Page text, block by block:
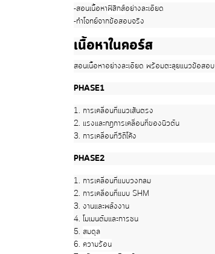
-สอนเนื้อหาฟิสิกส์อย่างละเอียด
-ทำโจทย์จากข้อสอบจริง
เนื้อหาในคอร์ส
สอนเนื้อหาอย่างละเอียด พร้อมตะลุยแนวข้อสอบ
PHASE1
1. การเคลื่อนที่แนวเส้นตรง
2. แรงและกฎการเคลื่อนที่ของนิวตัน
3. การเคลื่อนที่วิถีโค้ง
PHASE2
1. การเคลื่อนที่แบบวงกลม
2. การเคลื่อนที่แบบ SHM
3. งานและพลังงาน
4. โมเมนตัมและการชน
5. สมดุล
6. ความร้อน